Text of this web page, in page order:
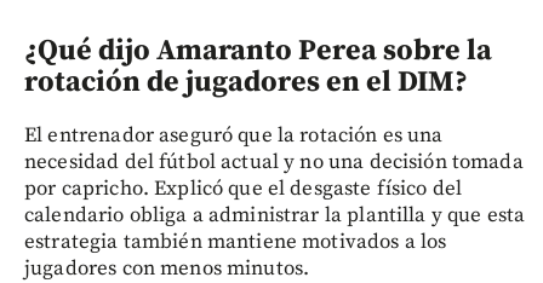
¿Qué dijo Amaranto Perea sobre la
rotación de jugadores en el DIM?
El entrenador aseguró que la rotación es una
necesidad del fútbol actual y no una decisión tomada
por capricho. Explicó que el desgaste físico del
calendario obliga a administrar la plantilla y que esta
estrategia también mantiene motivados a los
jugadores con menos minutos.